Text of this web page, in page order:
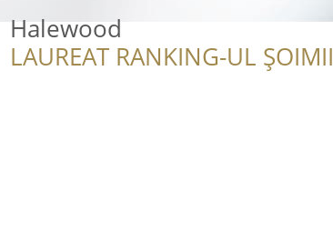
Halewood
LAUREAT RANKING-UL ȘOIMII